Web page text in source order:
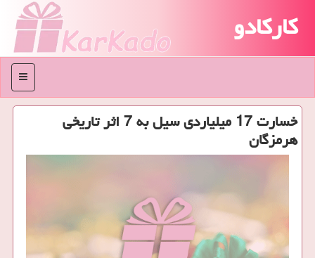
کارکادو
منو
خسارت 17 میلیاردی سیل به 7 اثر تاریخی
هرمزگان